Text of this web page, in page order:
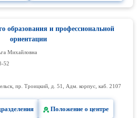
образования и профессиональной
ориентации
Михайловна
52
пр. Троицкий, д. 51, Адм. корпус, каб. 2107
Положение о центре